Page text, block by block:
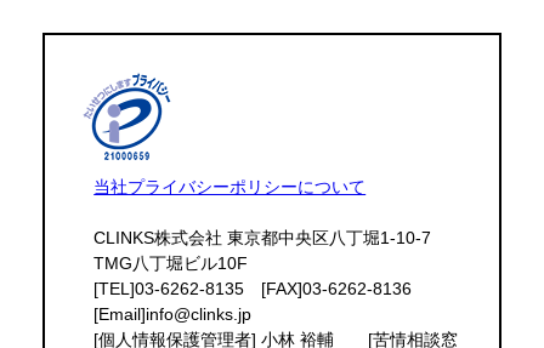
当社プライバシーポリシーについて
CLINKS株式会社 東京都中央区八丁堀1-10-7
TMG八丁堀ビル10F
[TEL]03-6262-8135 [FAX]03-6262-8136
[Email]info@clinks.jp
[個人情報保護管理者] 小林 裕輔 [苦情相談窓